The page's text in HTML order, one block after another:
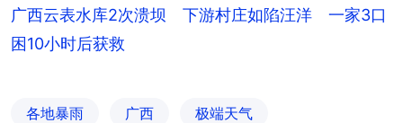
广西云表水库2次溃坝 下游村庄如陷汪洋 一家3口
困10小时后获救
各地暴雨 广西 极端天气